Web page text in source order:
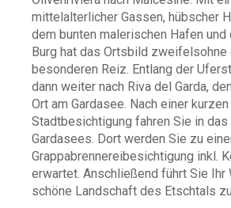
mittelalterlicher Gassen, hübscher
dem bunten malerischen Hafen und
Burg hat das Ortsbild zweifelsohne
besonderen Reiz. Entlang der
dann weiter nach Riva del Garda,
Ort am Gardasee. Nach einer kurzen
Stadtbesichtigung fahren Sie in
Gardasees. Dort werden Sie zu
Grappabrennereibesichtigung inkl.
erwartet. Anschließend führt Sie Ihr
schöne Landschaft des Etschtals